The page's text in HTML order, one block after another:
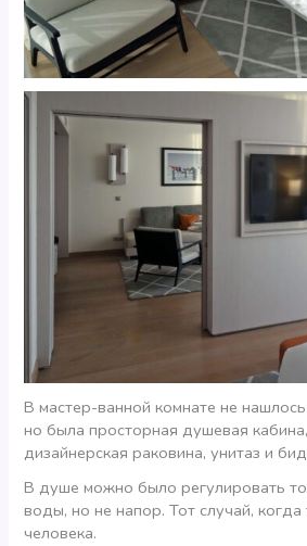
В мастер-ванной комнате не
но была просторная душевая
дизайнерская раковина, унитаз и
В душе можно было регулировать
воды, но не напор. Тот случай, когда
человека.